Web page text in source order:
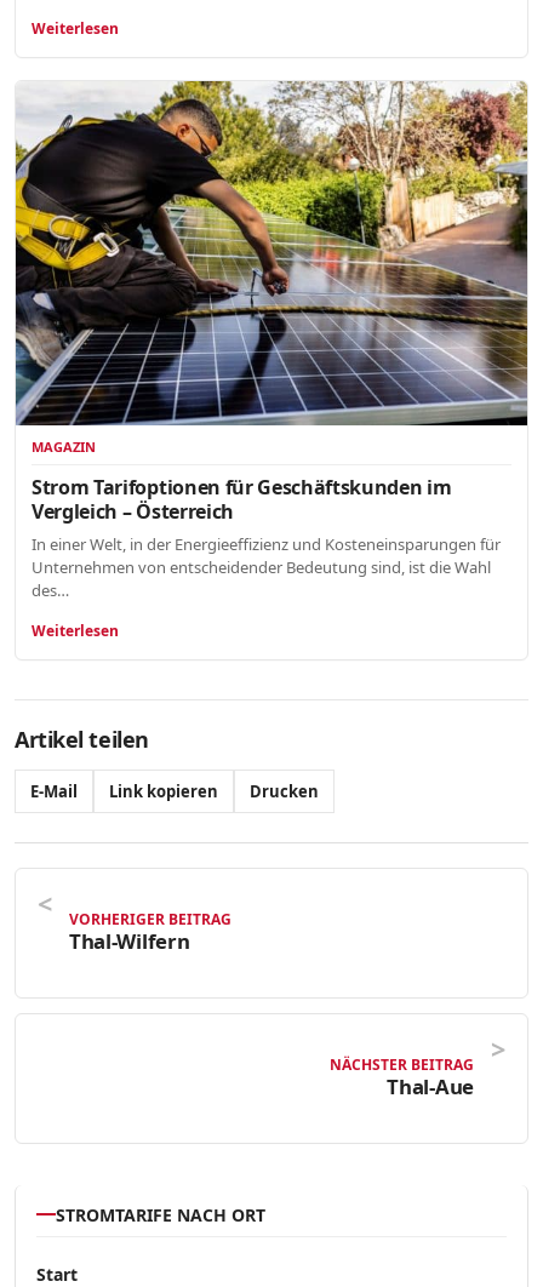
Weiterlesen
MAGAZIN
Strom Tarifoptionen für Geschäftskunden im
Vergleich – Österreich
In einer Welt, in der Energieeffizienz und Kosteneinsparungen für
Unternehmen von entscheidender Bedeutung sind, ist die Wahl
des…
Weiterlesen
Artikel teilen
E-Mail Link kopieren Drucken
VORHERIGER BEITRAG
Thal-Wilfern
NÄCHSTER BEITRAG
Thal-Aue
STROMTARIFE NACH ORT
Start